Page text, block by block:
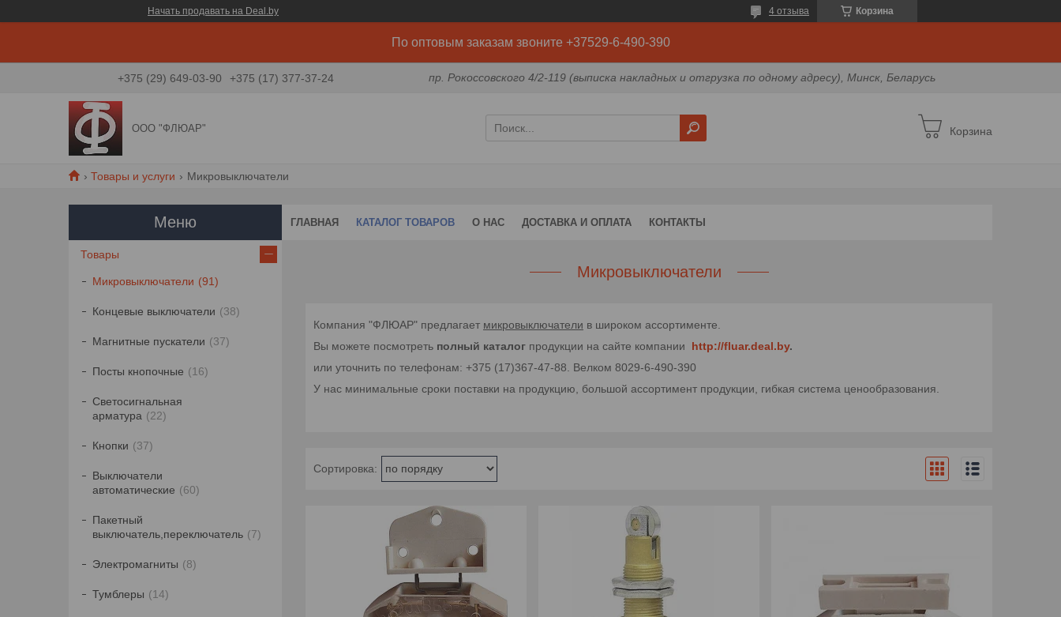
Начать продавать на Deal.by Корзина
4 отзыва
По оптовым заказам звоните +37529-6-490-390
+375 (29) 649-03-90 +375 (17) 377-37-24 пр. Рокоссовского 4/2-119 (выписка накладных и отгрузка по одному адресу), Минск, Беларусь
ООО "ФЛЮАР" Корзина
Товары и услуги Микровыключатели
ГЛАВНАЯ КАТАЛОГ ТОВАРОВ О НАС ДОСТАВКА И ОПЛАТА КОНТАКТЫ
Микровыключатели
Компания "ФЛЮАР" предлагает микровыключатели в широком ассортименте.
Вы можете посмотреть полный каталог продукции на сайте компании http://fluar.deal.by.
или уточнить по телефонам: +375 (17)367-47-88. Велком 8029-6-490-390
У нас минимальные сроки поставки на продукцию, большой ассортимент продукции, гибкая система ценообразования.
Товары
Микровыключатели 91
Концевые выключатели 38
Магнитные пускатели 37
Посты кнопочные 16
Светосигнальная
арматура
22
Кнопки 37
Выключатели
автоматические
60
Пакетный
выключатель,переключатель
7
Электромагниты 8
Тумблеры 14